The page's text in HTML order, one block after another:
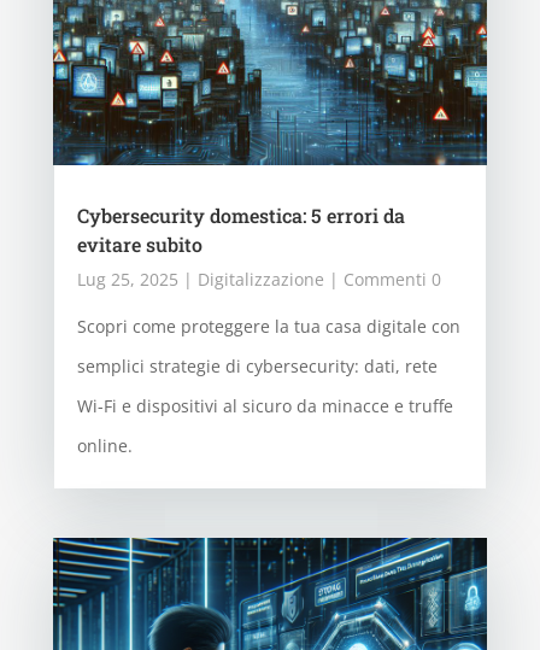
Cybersecurity domestica: 5 errori da
evitare subito
Lug 25, 2025 | Digitalizzazione | Commenti 0
Scopri come proteggere la tua casa digitale con
semplici strategie di cybersecurity: dati, rete
Wi-Fi e dispositivi al sicuro da minacce e truffe
online.